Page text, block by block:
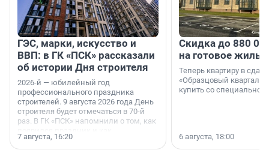
ГЭС, марки, искусство и
ВВП: в ГК «ПСК» рассказали
об истории Дня строителя
2026-й — юбилейный год
профессионального праздника
строителей. 9 августа 2026 года День
строителя будет отмечаться в 70-й
раз. В ГК «ПСК» напомнили о том, как
поменялась роль строительства.
7 августа, 16:20
Скидка до 880
на готовое
Теперь квартиру в
«Образцовый квартал
купить со специальной
6 августа, 18:00